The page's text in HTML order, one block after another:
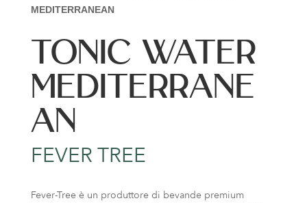
MEDITERRANEAN
TONIC WATER
MEDITERRANE
AN
FEVER TREE
Fever-Tree è un produttore di bevande premium